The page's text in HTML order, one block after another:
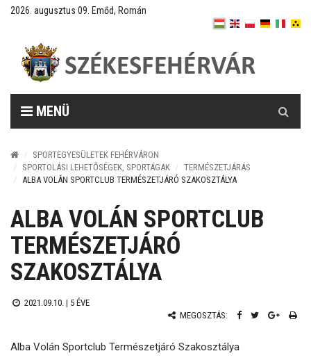
2026. augusztus 09. Emőd, Román
MENÜ
SPORTEGYESÜLETEK FEHÉRVÁRON
SPORTOLÁSI LEHETŐSÉGEK, SPORTÁGAK
TERMÉSZETJÁRÁS
ALBA VOLÁN SPORTCLUB TERMÉSZETJÁRÓ SZAKOSZTÁLYA
ALBA VOLÁN SPORTCLUB
TERMÉSZETJÁRÓ
SZAKOSZTÁLYA
2021.09.10. | 5 ÉVE
MEGOSZTÁS:
Alba Volán Sportclub Természetjáró Szakosztálya